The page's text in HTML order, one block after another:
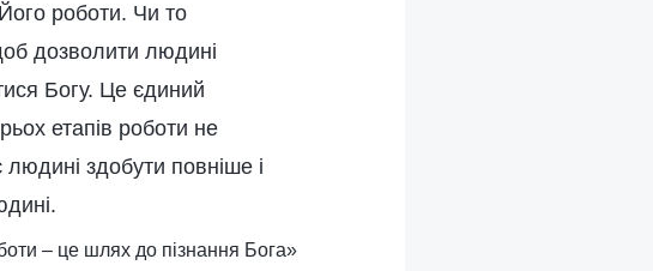
роботи. Чи то
дозволити людині
Богу. Це єдиний
етапів роботи не
здобути повніше і
– це шлях до пізнання Бога»